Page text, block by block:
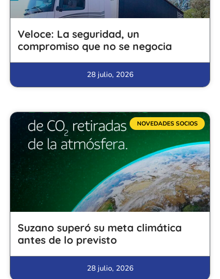
Veloce: La seguridad, un
compromiso que no se negocia
28 julio, 2026
NOVEDADES SOCIOS
Suzano superó su meta climática
antes de lo previsto
28 julio, 2026